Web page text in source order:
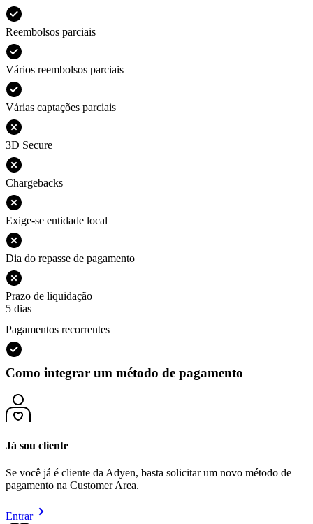
Reembolsos parciais
Vários reembolsos parciais
Várias captações parciais
3D Secure
Chargebacks
Exige-se entidade local
Dia do repasse de pagamento
Prazo de liquidação
5 dias
Pagamentos recorrentes
Como integrar um método de pagamento
Já sou cliente
Se você já é cliente da Adyen, basta solicitar um novo método de
pagamento na Customer Area.
Entrar